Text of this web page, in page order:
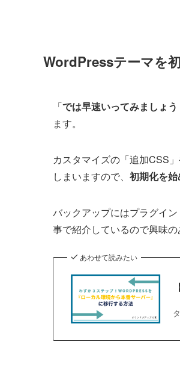
WordPressテーマを
「では早速いってみましょう
ます。
カスタマイズの「追加CSS
しまいますので、 初期化を
バックアップにはプラグイン
事で紹介しているので興味の
あわせて読みたい